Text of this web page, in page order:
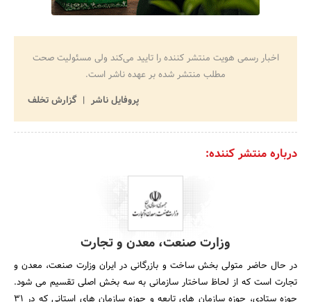
اخبار رسمی هویت منتشر کننده را تایید می‌کند ولی مسئولیت صحت
مطلب منتشر شده بر عهده ناشر است.
پروفایل ناشر
گزارش تخلف
درباره منتشر کننده:
وزارت صنعت، معدن و تجارت
در حال حاضر متولی بخش ساخت و بازرگانی در ایران وزارت صنعت، معدن و
تجارت است که از لحاظ ساختار سازمانی به سه بخش اصلی تقسیم می شود.